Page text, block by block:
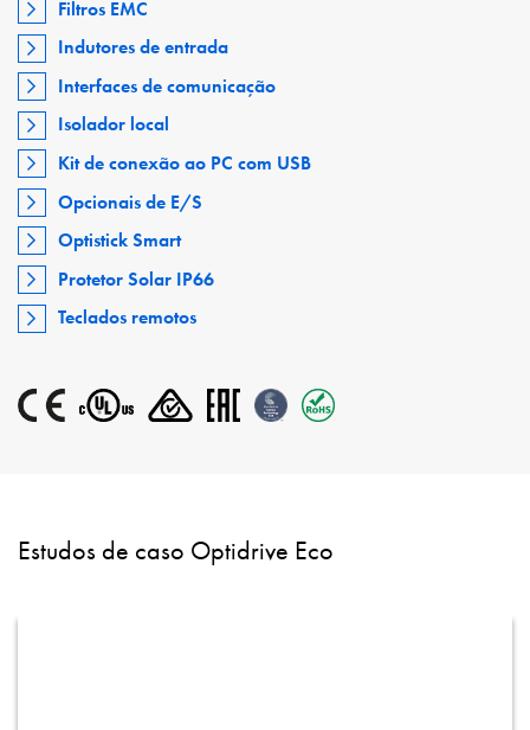
Filtros EMC
Indutores de entrada
Interfaces de comunicação
Isolador local
Kit de conexão ao PC com USB
Opcionais de E/S
Optistick Smart
Protetor Solar IP66
Teclados remotos
Estudos de caso Optidrive Eco